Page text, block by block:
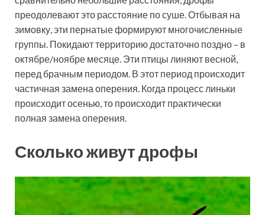
преодолевают это расстояние по суше. Отбывая на
зимовку, эти пернатые формируют многочисленные
группы. Покидают территорию достаточно поздно – в
октябре/ноябре месяце. Эти птицы линяют весной,
перед брачным периодом. В этот период происходит
частичная замена оперения. Когда процесс линьки
происходит осенью, то происходит практически
полная замена оперения.
Сколько живут дрофы